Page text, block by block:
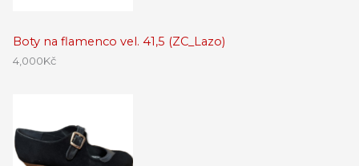
Boty na flamenco vel. 41,5 (ZC_Lazo)
4,000Kč